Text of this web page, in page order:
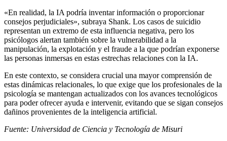
«En realidad, la IA podría inventar información o proporcionar
consejos perjudiciales», subraya Shank. Los casos de suicidio
representan un extremo de esta influencia negativa, pero los
psicólogos alertan también sobre la vulnerabilidad a la
manipulación, la explotación y el fraude a la que podrían exponerse
las personas inmersas en estas estrechas relaciones con la IA.
En este contexto, se considera crucial una mayor comprensión de
estas dinámicas relacionales, lo que exige que los profesionales de la
psicología se mantengan actualizados con los avances tecnológicos
para poder ofrecer ayuda e intervenir, evitando que se sigan consejos
dañinos provenientes de la inteligencia artificial.
Fuente: Universidad de Ciencia y Tecnología de Misuri